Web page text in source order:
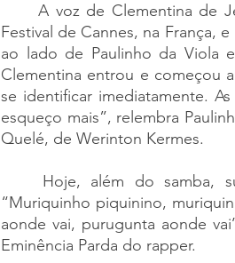
A voz de Clementina de
Festival de Cannes, na França,
ao lado de Paulinho da Viola
Clementina entrou e começou
se identificar imediatamente.
esqueço mais”, relembra
Quelé, de Werinton Kermes.
Hoje, além do samba,
“Muriquinho piquinino,
aonde vai, purugunta aonde
Eminência Parda do rapper.